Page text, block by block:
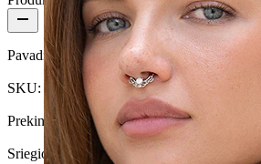
Pavadinimas:Auskaras į nosį iš 14k aukso su
SKU: Nose-146
Prekinis ženklas: Bodymod Premium
Sriegio storis:0,8 mm